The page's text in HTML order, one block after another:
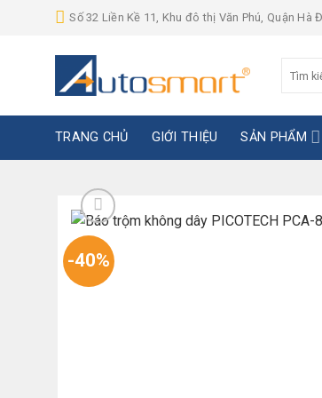
Số 32 Liền Kề 11, Khu đô thị Văn Phú, Quận Hà
kiếm:
TRANG CHỦ GIỚI THIỆU SẢN PHẨM
-40%